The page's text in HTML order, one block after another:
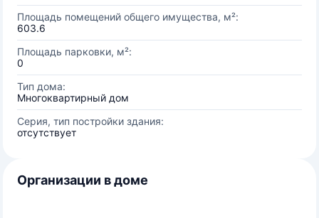
Площадь помещений общего имущества, м²:
603.6
Площадь парковки, м²:
0
Тип дома:
Многоквартирный дом
Серия, тип постройки здания:
отсутствует
Организации в доме